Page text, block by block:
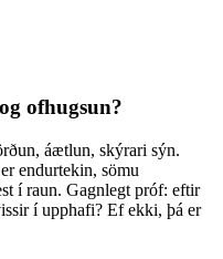
ofhugsun?
áætlun, skýrari sýn.
endurtekin, sömu
í raun. Gagnlegt próf: eftir
í upphafi? Ef ekki, þá er